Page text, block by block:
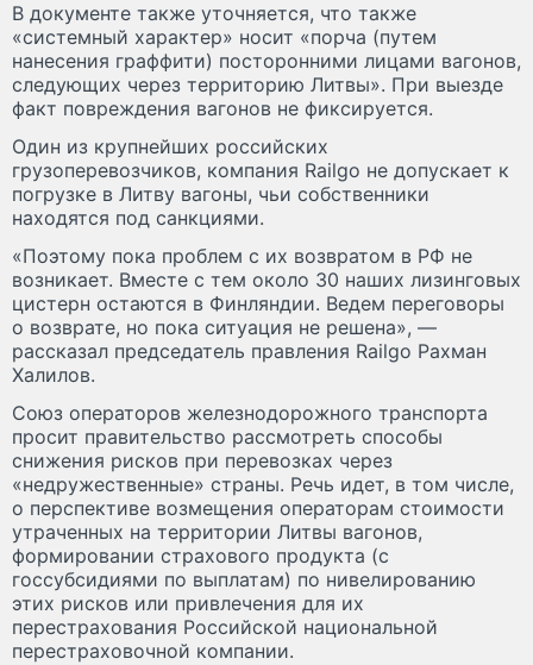
В документе также уточняется, что также
«системный характер» носит «порча (путем
нанесения граффити) посторонними лицами вагонов,
следующих через территорию Литвы». При выезде
факт повреждения вагонов не фиксируется.
Один из крупнейших российских
грузоперевозчиков, компания Railgo не допускает к
погрузке в Литву вагоны, чьи собственники
находятся под санкциями.
«Поэтому пока проблем с их возвратом в РФ не
возникает. Вместе с тем около 30 наших лизинговых
цистерн остаются в Финляндии. Ведем переговоры
о возврате, но пока ситуация не решена», —
рассказал председатель правления Railgo Рахман
Халилов.
Союз операторов железнодорожного транспорта
просит правительство рассмотреть способы
снижения рисков при перевозках через
«недружественные» страны. Речь идет, в том числе,
о перспективе возмещения операторам стоимости
утраченных на территории Литвы вагонов,
формировании страхового продукта (с
госсубсидиями по выплатам) по нивелированию
этих рисков или привлечения для их
перестрахования Российской национальной
перестраховочной компании.